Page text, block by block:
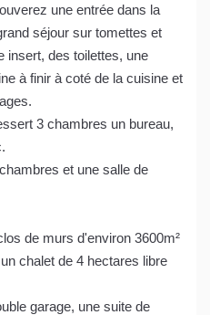
une entrée dans la
séjour sur tomettes et
insert, des toilettes, une
à finir à coté de la cuisine et
3 chambres un bureau,
et une salle de
de murs d'environ 3600m²
chalet de 4 hectares libre
garage, une suite de